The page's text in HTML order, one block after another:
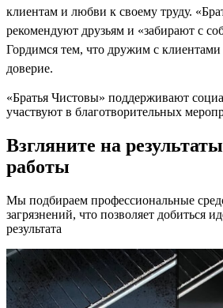
клиентам и любви к своему труду.
рекомендуют друзьям и «забирают с
Гордимся тем, что дружим с
доверие.
«Братья Чистовы» поддерживают
участвуют в благотворительных
Взгляните на
работы
Мы подбираем профессиональные
загрязнений, что позволяет добиться
результата